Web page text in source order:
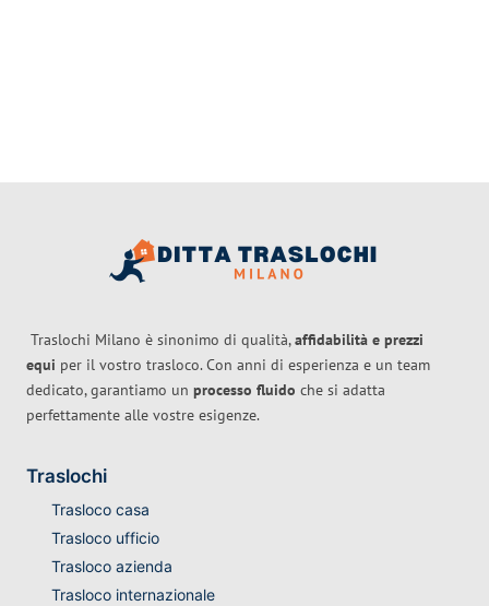
Traslochi Milano è sinonimo di qualità,affidabilità e prezzi
equi per il vostro trasloco. Con anni di esperienza e un team
dedicato, garantiamo un processo fluido che si adatta
perfettamente alle vostre esigenze.
Traslochi
Trasloco casa
Trasloco ufficio
Trasloco azienda
Trasloco internazionale